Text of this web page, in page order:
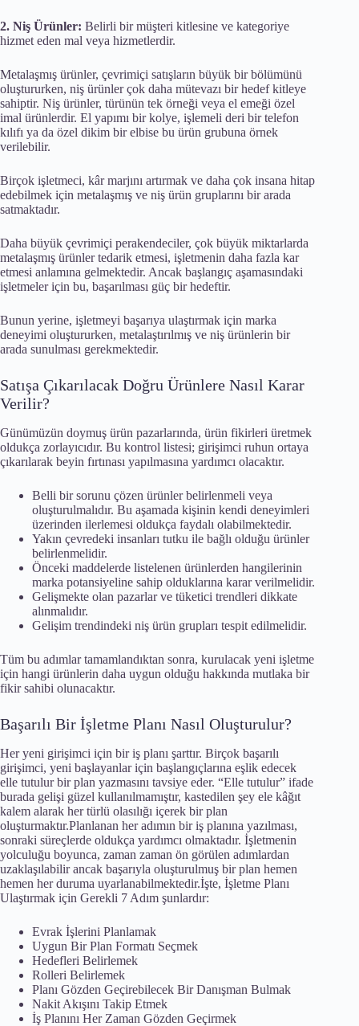
2. Niş Ürünler: Belirli bir müşteri kitlesine ve kategoriye
hizmet eden mal veya hizmetlerdir.
Metalaşmış ürünler, çevrimiçi satışların büyük bir bölümünü
oluştururken, niş ürünler çok daha mütevazı bir hedef kitleye
sahiptir. Niş ürünler, türünün tek örneği veya el emeği özel
imal ürünlerdir. El yapımı bir kolye, işlemeli deri bir telefon
kılıfı ya da özel dikim bir elbise bu ürün grubuna örnek
verilebilir.
Birçok işletmeci, kâr marjını artırmak ve daha çok insana hitap
edebilmek için metalaşmış ve niş ürün gruplarını bir arada
satmaktadır.
Daha büyük çevrimiçi perakendeciler, çok büyük miktarlarda
metalaşmış ürünler tedarik etmesi, işletmenin daha fazla kar
etmesi anlamına gelmektedir. Ancak başlangıç aşamasındaki
işletmeler için bu, başarılması güç bir hedeftir.
Bunun yerine, işletmeyi başarıya ulaştırmak için marka
deneyimi oluştururken, metalaştırılmış ve niş ürünlerin bir
arada sunulması gerekmektedir.
Satışa Çıkarılacak Doğru Ürünlere Nasıl Karar
Verilir?
Günümüzün doymuş ürün pazarlarında, ürün fikirleri üretmek
oldukça zorlayıcıdır. Bu kontrol listesi; girişimci ruhun ortaya
çıkarılarak beyin fırtınası yapılmasına yardımcı olacaktır.
Belli bir sorunu çözen ürünler belirlenmeli veya
oluşturulmalıdır. Bu aşamada kişinin kendi deneyimleri
üzerinden ilerlemesi oldukça faydalı olabilmektedir.
Yakın çevredeki insanları tutku ile bağlı olduğu ürünler
belirlenmelidir.
Önceki maddelerde listelenen ürünlerden hangilerinin
marka potansiyeline sahip olduklarına karar verilmelidir.
Gelişmekte olan pazarlar ve tüketici trendleri dikkate
alınmalıdır.
Gelişim trendindeki niş ürün grupları tespit edilmelidir.
Tüm bu adımlar tamamlandıktan sonra, kurulacak yeni işletme
için hangi ürünlerin daha uygun olduğu hakkında mutlaka bir
fikir sahibi olunacaktır.
Başarılı Bir İşletme Planı Nasıl Oluşturulur?
Her yeni girişimci için bir iş planı şarttır. Birçok başarılı
girişimci, yeni başlayanlar için başlangıçlarına eşlik edecek
elle tutulur bir plan yazmasını tavsiye eder. “Elle tutulur” ifade
burada gelişi güzel kullanılmamıştır, kastedilen şey ele kâğıt
kalem alarak her türlü olasılığı içerek bir plan
oluşturmaktır.Planlanan her adımın bir iş planına yazılması,
sonraki süreçlerde oldukça yardımcı olmaktadır. İşletmenin
yolculuğu boyunca, zaman zaman ön görülen adımlardan
uzaklaşılabilir ancak başarıyla oluşturulmuş bir plan hemen
hemen her duruma uyarlanabilmektedir.İşte, İşletme Planı
Ulaştırmak için Gerekli 7 Adım şunlardır:
Evrak İşlerini Planlamak
Uygun Bir Plan Formatı Seçmek
Hedefleri Belirlemek
Rolleri Belirlemek
Planı Gözden Geçirebilecek Bir Danışman Bulmak
Nakit Akışını Takip Etmek
İş Planını Her Zaman Gözden Geçirmek